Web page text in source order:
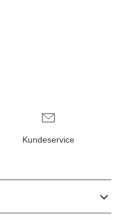
Kundeservice